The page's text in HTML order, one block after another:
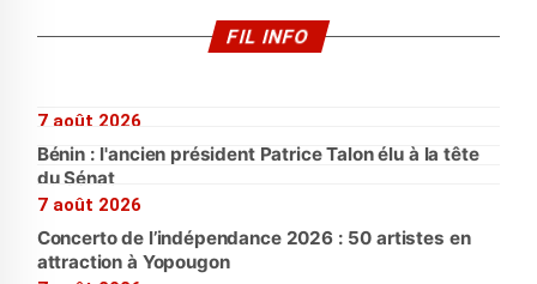
FIL INFO
7 août 2026
Bénin : l'ancien président Patrice Talon élu à la tête
du Sénat
7 août 2026
Concerto de l’indépendance 2026 : 50 artistes en
attraction à Yopougon